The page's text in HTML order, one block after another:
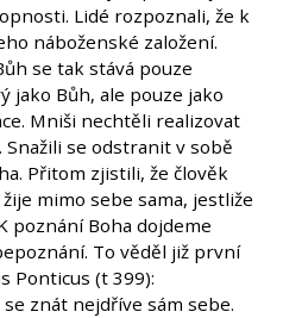
Lidé rozpoznali, že k
náboženské založení.
se tak stává pouze
jako Bůh, ale pouze jako
Mniši nechtěli realizovat
Snažili se odstranit v sobě
Přitom zjistili, že člověk
mimo sebe sama, jestliže
poznání Boha dojdeme
To věděl již první
Ponticus (t 399):
znát nejdříve sám sebe.